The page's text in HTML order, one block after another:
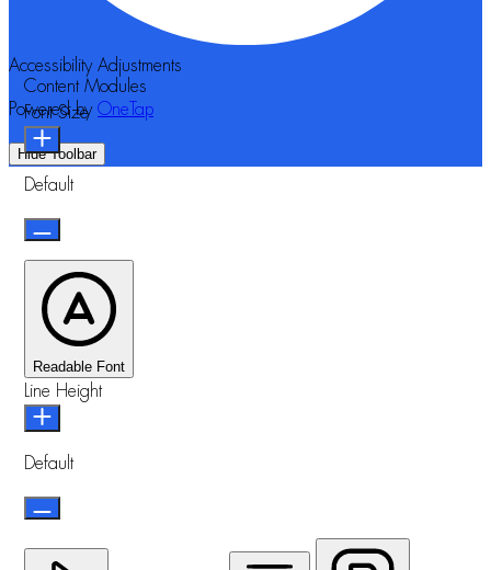
Accessibility Adjustments
Powered by OneTap
Hide Toolbar
Content Modules
Font Size
Default
Readable Font
Line Height
Default